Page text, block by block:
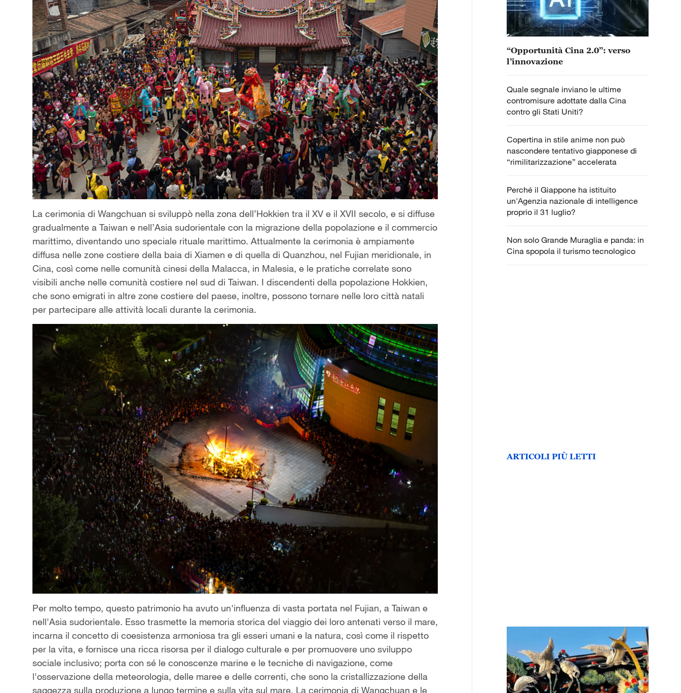
La cerimonia di Wangchuan si sviluppò nella zona dell’Hokkien tra il XV e il XVII secolo, e si diffuse
gradualmente a Taiwan e nell’Asia sudorientale con la migrazione della popolazione e il commercio
marittimo, diventando uno speciale rituale marittimo. Attualmente la cerimonia è ampiamente
diffusa nelle zone costiere della baia di Xiamen e di quella di Quanzhou, nel Fujian meridionale, in
Cina, così come nelle comunità cinesi della Malacca, in Malesia, e le pratiche correlate sono
visibili anche nelle comunità costiere nel sud di Taiwan. I discendenti della popolazione Hokkien,
che sono emigrati in altre zone costiere del paese, inoltre, possono tornare nelle loro città natali
per partecipare alle attività locali durante la cerimonia.
Per molto tempo, questo patrimonio ha avuto un'influenza di vasta portata nel Fujian, a Taiwan e
nell'Asia sudorientale. Esso trasmette la memoria storica del viaggio dei loro antenati verso il mare,
incarna il concetto di coesistenza armoniosa tra gli esseri umani e la natura, così come il rispetto
per la vita, e fornisce una ricca risorsa per il dialogo culturale e per promuovere uno sviluppo
sociale inclusivo; porta con sé le conoscenze marine e le tecniche di navigazione, come
l'osservazione della meteorologia, delle maree e delle correnti, che sono la cristallizzazione della
saggezza sulla produzione a lungo termine e sulla vita sul mare. La cerimonia di Wangchuan e le
“Opportunità Cina 2.0”: verso
l’innovazione
Quale segnale inviano le ultime
contromisure adottate dalla Cina
contro gli Stati Uniti?
Copertina in stile anime non può
nascondere tentativo giapponese di
“rimilitarizzazione” accelerata
Perché il Giappone ha istituito
un'Agenzia nazionale di intelligence
proprio il 31 luglio?
Non solo Grande Muraglia e panda: in
Cina spopola il turismo tecnologico
ARTICOLI PIÙ LETTI